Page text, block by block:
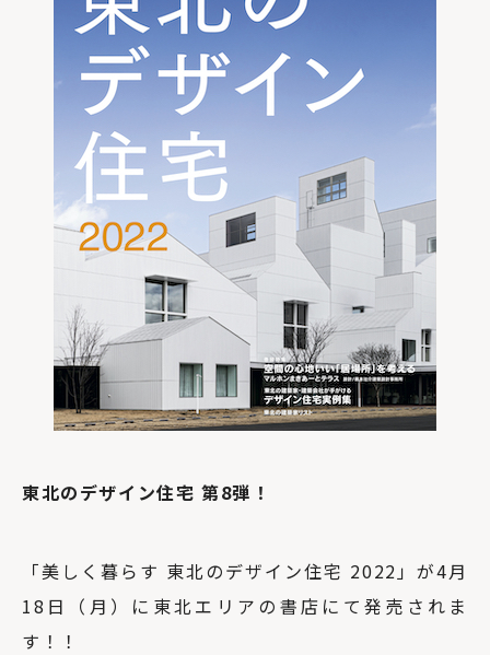
東北のデザイン住宅 第8弾！
「美しく暮らす 東北のデザイン住宅 2022」が4月
18日（月）に東北エリアの書店にて発売されま
す！！